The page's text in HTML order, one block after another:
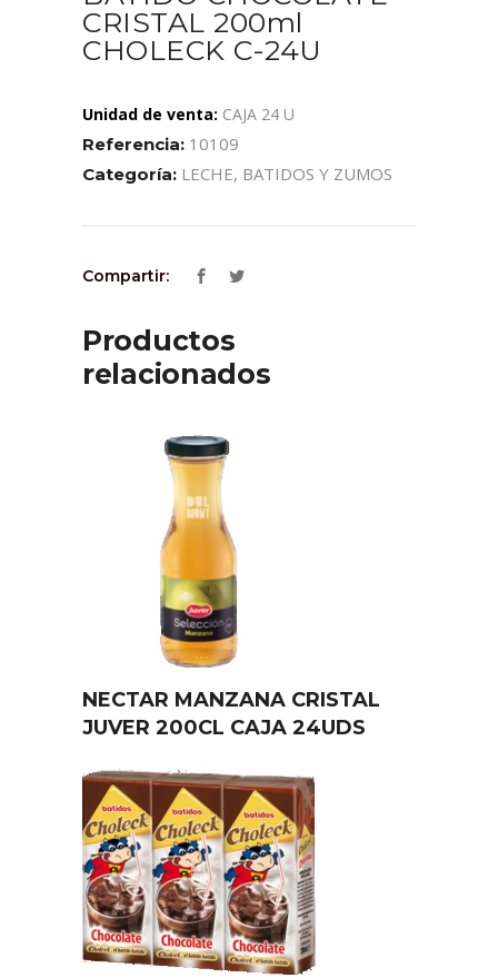
CRISTAL 200ml
CHOLECK C-24U
Unidad de venta: CAJA 24 U
Referencia: 10109
Categoría: LECHE, BATIDOS Y ZUMOS
Compartir:
Productos
relacionados
NECTAR MANZANA CRISTAL
JUVER 200CL CAJA 24UDS